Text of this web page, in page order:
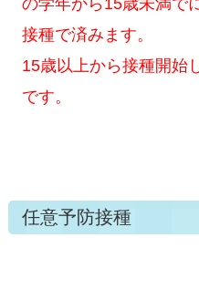
接種で済みます。
15歳以上から接種開始
です。
任意予防接種